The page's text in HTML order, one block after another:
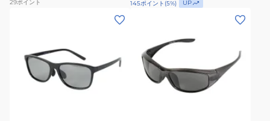
29ポイント
145ポイント (5%) UP